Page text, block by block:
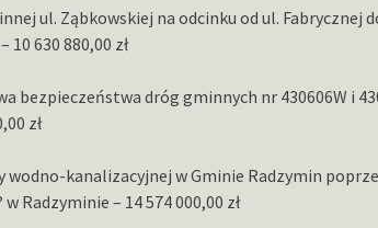
ul. Ząbkowskiej na odcinku od ul. Fabrycznej
630 880,00 zł
bezpieczeństwa dróg gminnych nr 430606W i
zł
kanalizacyjnej w Gminie Radzymin
Radzyminie – 14 574 000,00 zł